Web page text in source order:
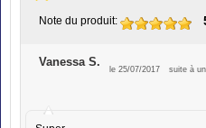
Note du produit:
Vanessa S.
le 25/07/2017 suite à